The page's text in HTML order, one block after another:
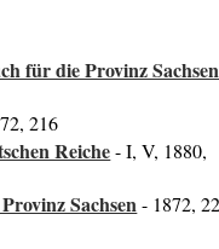
für die Provinz Sachsen
216
Reiche- I, V, 1880,
Sachsen- 1872,